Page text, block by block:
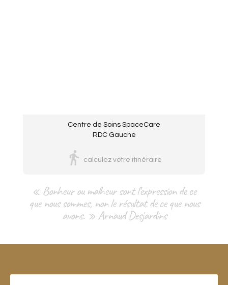
Centre de Soins SpaceCare
RDC Gauche
calculez votre itinéraire
« Bonheur ou malheur sont l’expression de ce
que nous sommes, non le résultat de ce que nous
avons. » Arnaud Desjardins